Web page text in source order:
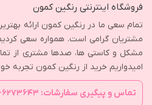
فروشگاه اینترنتی رنگین کمون
تمام سعی ما در رنگین کمون ارائه
مشتریان گرامی است. همواره سعی
مشکل و کاستی ها، صدها مشتری از
امیدواریم خرید از رنگین کمون تجربه
تماس و پیگیری سفارشات: ۶۲۷۳۶۴۳-۰۹۱۹